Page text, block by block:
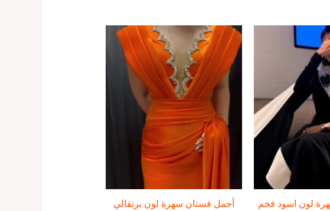
لون اسود فخم أجمل فستان سهرة لون برتقالي